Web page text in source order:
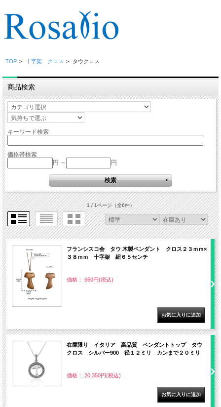
TOP > 十字架 クロス > タウクロス
商品検索
キーワード検索
価格帯検索
円 ～
円
1 / 1ページ（全6件）
フランシスコ会 タウ 木製ペンダント クロス２３ｍｍ×
３８ｍｍ 十字架 紐６５センチ
価格： 660円(税込)
在庫限り イタリア 高品質 ペンダントトップ タウ
クロス シルバー900 径１２ミリ カンまで２０ミリ
価格： 20,350円(税込)